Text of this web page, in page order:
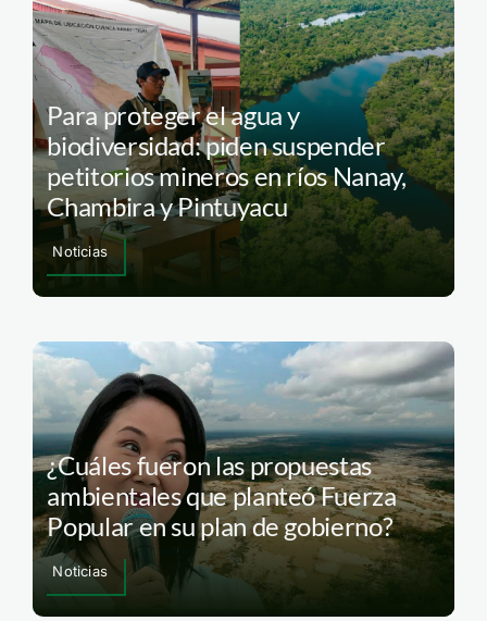
Para proteger el agua y
biodiversidad: piden suspender
petitorios mineros en ríos Nanay,
Chambira y Pintuyacu
Noticias
¿Cuáles fueron las propuestas
ambientales que planteó Fuerza
Popular en su plan de gobierno?
Noticias